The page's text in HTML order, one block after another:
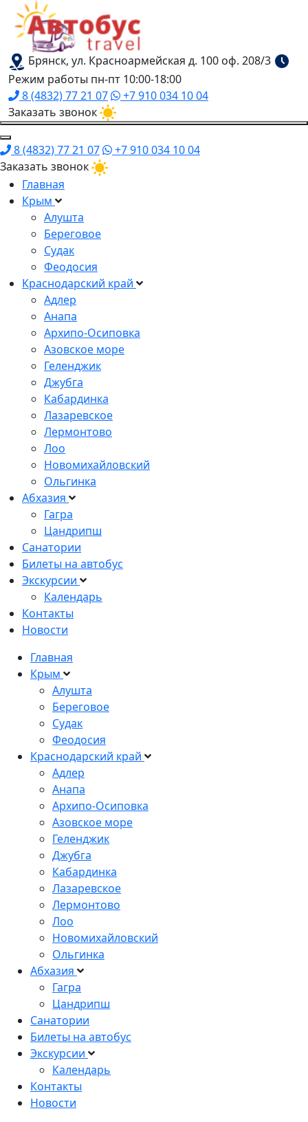
Брянск, ул. Красноармейская д. 100 оф. 208/3
Режим работы пн-пт 10:00-18:00
8 (4832) 77 21 07
+7 910 034 10 04
Заказать звонок
8 (4832) 77 21 07
+7 910 034 10 04
Заказать звонок
Главная
Крым
Алушта
Береговое
Судак
Феодосия
Краснодарский край
Адлер
Анапа
Архипо-Осиповка
Азовское море
Геленджик
Джубга
Кабардинка
Лазаревское
Лермонтово
Лоо
Новомихайловский
Ольгинка
Абхазия
Гагра
Цандрипш
Санатории
Билеты на автобус
Экскурсии
Календарь
Контакты
Новости
Главная
Крым
Алушта
Береговое
Судак
Феодосия
Краснодарский край
Адлер
Анапа
Архипо-Осиповка
Азовское море
Геленджик
Джубга
Кабардинка
Лазаревское
Лермонтово
Лоо
Новомихайловский
Ольгинка
Абхазия
Гагра
Цандрипш
Санатории
Билеты на автобус
Экскурсии
Календарь
Контакты
Новости